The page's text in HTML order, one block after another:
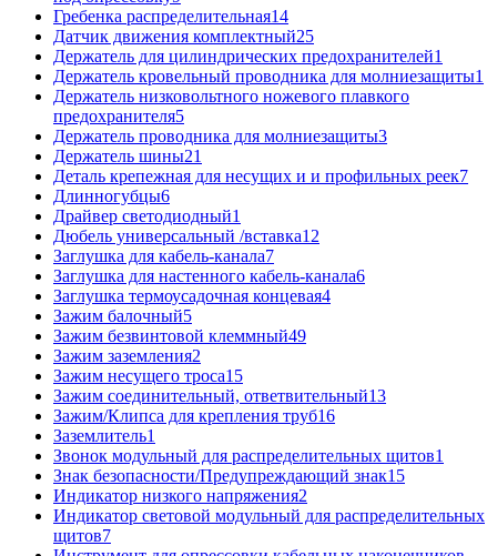
Гребенка распределительная14
Датчик движения комплектный25
Держатель для цилиндрических предохранителей1
Держатель кровельный проводника для молниезащиты1
Держатель низковольтного ножевого плавкого
предохранителя5
Держатель проводника для молниезащиты3
Держатель шины21
Деталь крепежная для несущих и и профильных реек7
Длинногубцы6
Драйвер светодиодный1
Дюбель универсальный /вставка12
Заглушка для кабель-канала7
Заглушка для настенного кабель-канала6
Заглушка термоусадочная концевая4
Зажим балочный5
Зажим безвинтовой клеммный49
Зажим заземления2
Зажим несущего троса15
Зажим соединительный, ответвительный13
Зажим/Клипса для крепления труб16
Заземлитель1
Звонок модульный для распределительных щитов1
Знак безопасности/Предупреждающий знак15
Индикатор низкого напряжения2
Индикатор световой модульный для распределительных
щитов7